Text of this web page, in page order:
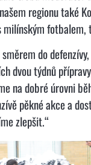
regionu také
do
týdnů
na dobré úrovni
pěkné akce a
zlepšit.“